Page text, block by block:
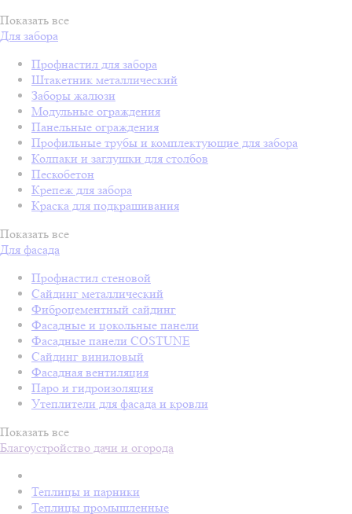
Показать все
Для забора
Профнастил для забора
Штакетник металлический
Заборы жалюзи
Модульные ограждения
Панельные ограждения
Профильные трубы и комплектующие для забора
Колпаки и заглушки для столбов
Пескобетон
Крепеж для забора
Краска для подкрашивания
Показать все
Для фасада
Профнастил стеновой
Сайдинг металлический
Фиброцементный сайдинг
Фасадные и цокольные панели
Фасадные панели COSTUNE
Сайдинг виниловый
Фасадная вентиляция
Паро и гидроизоляция
Утеплители для фасада и кровли
Показать все
Благоустройство дачи и огорода
Теплицы и парники
Теплицы промышленные